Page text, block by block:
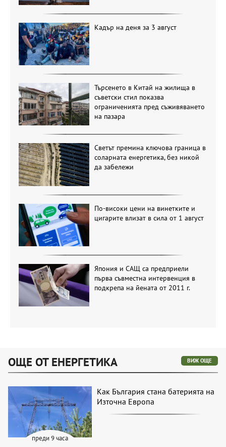
Кадър на деня за 3 август
Търсенето в Китай на жилища в
съветски стил показва
ограниченията пред съживяването
на пазара
Светът премина ключова граница в
соларната енергетика, без никой
да забележи
По-високи цени на винетките и
цигарите влизат в сила от 1 август
Япония и САЩ са предприели
първа съвместна интервенция в
подкрепа на йената от 2011 г.
ОЩЕ ОТ ЕНЕРГЕТИКА ВИЖ ОЩЕ
преди 9 часа
Как България стана батерията на
Източна Европа